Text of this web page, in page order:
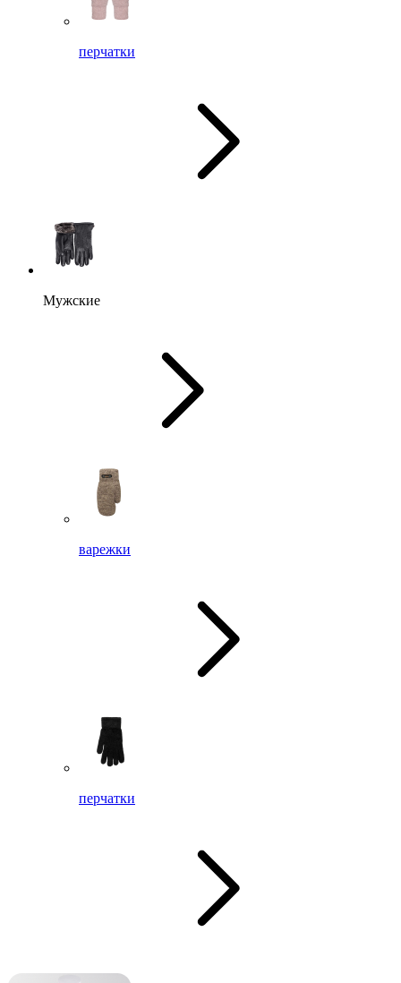
перчатки
Мужские
варежки
перчатки